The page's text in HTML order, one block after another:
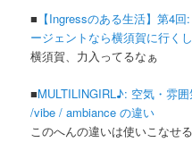
■ 【Ingressのある生活】第4
ージェントなら横須賀に行く
横須賀、力入ってるなぁ
■MULTILINGIRL♪: 空気・雰
/vibe / ambiance の違い
このへんの違いは使いこなせ